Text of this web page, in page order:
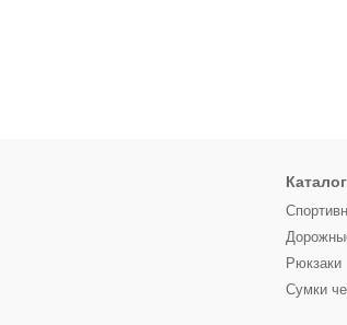
Каталог
Рюкзаки
Сумки